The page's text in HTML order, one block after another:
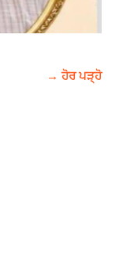
→ ਹੋਰ ਪੜ੍ਹੋ